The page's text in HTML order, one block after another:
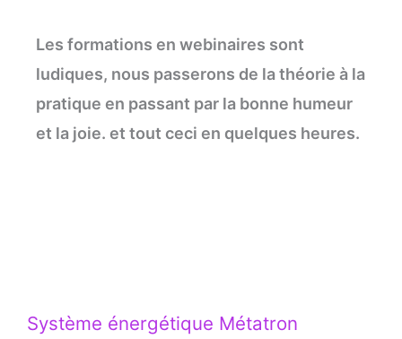
Les formations en webinaires sont
ludiques, nous passerons de la théorie à la
pratique en passant par la bonne humeur
et la joie. et tout ceci en quelques heures.
Système énergétique Métatron